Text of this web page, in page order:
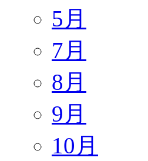
5月
7月
8月
9月
10月